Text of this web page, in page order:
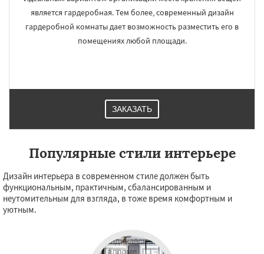
является гардеробная. Тем более, современный дизайн
гардеробной комнаты дает возможность разместить его в
помещениях любой площади.
ЗАКАЗАТЬ
Популярные стили интерьере
Дизайн интерьера в современном стиле должен быть
функциональным, практичным, сбалансированным и
неутомительным для взгляда, в тоже время комфортным и
уютным.